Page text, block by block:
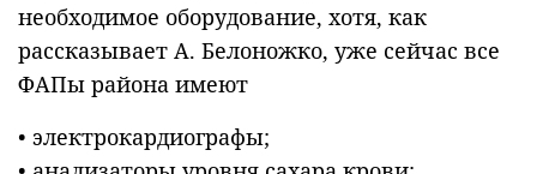
необходимое оборудование, хотя, как
рассказывает А. Белоножко, уже сейчас все
ФАПы района имеют
• электрокардиографы;